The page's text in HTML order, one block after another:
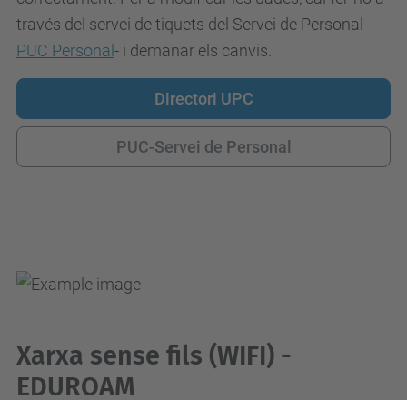
través del servei de tiquets del Servei de Personal -
PUC Personal - i demanar els canvis.
Directori UPC
PUC-Servei de Personal
Xarxa sense fils (WIFI) -
EDUROAM